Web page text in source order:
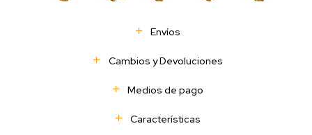
Envíos
Cambios y Devoluciones
Medios de pago
Características